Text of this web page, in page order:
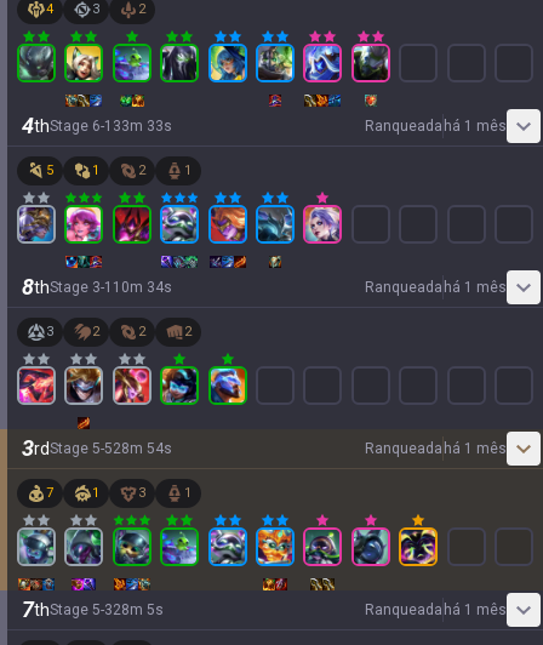
4 3 2
4thStage 6-1 33m 33s Ranqueada há 1 mês
5 1 2 1
8thStage 3-1 10m 34s Ranqueada há 1 mês
3 2 2 2
3rdStage 5-528m 54s Ranqueada há 1 mês
7 1 3 1
7thStage 5-328m 5s Ranqueada há 1 mês